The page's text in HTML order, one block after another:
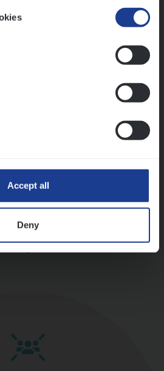
Accept all
Deny
Volgende
dossiers én droge
in games én op het